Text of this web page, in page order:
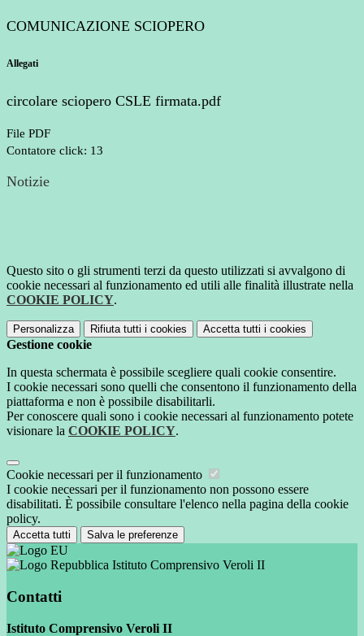
COMUNICAZIONE SCIOPERO
Allegati
circolare sciopero CSLE firmata.pdf
File PDF
Contatore click: 13
Notizie
Questo sito o gli strumenti terzi da questo utilizzati si avvalgono di
cookie necessari al funzionamento ed utili alle finalità illustrate nella
COOKIE POLICY.
Personalizza Rifiuta tutti i cookies Accetta tutti i cookies
Gestione cookie
In questa schermata è possibile scegliere quali cookie consentire.
I cookie necessari sono quelli che consentono il funzionamento della
piattaforma e non è possibile disabilitarli.
Per conoscere quali sono i cookie necessari al funzionamento potete
visionare la COOKIE POLICY.
Cookie necessari per il funzionamento
I cookie necessari per il funzionamento non possono essere
disabilitati. È possibile consultare l'elenco nella pagina della cookie
policy.
Accetta tutti Salva le preferenze
Istituto Comprensivo Veroli II
Contatti
Istituto Comprensivo Veroli II